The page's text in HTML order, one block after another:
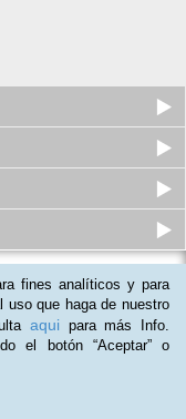
de Documentación
el Montaje de las I...
Plazas disponibles
S/.115 S/.100
fines analíticos y para
uso que haga de nuestro
aqui para más Info.
el botón “Aceptar” o